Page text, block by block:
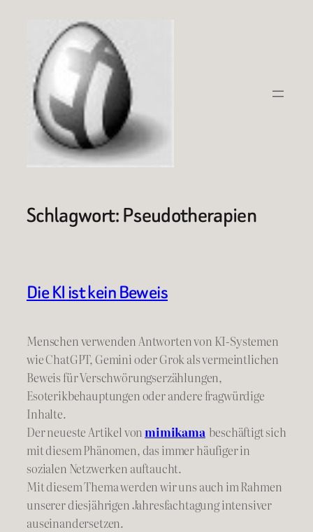
springen
Schlagwort:Pseudotherapien
Die KI ist kein Beweis
Menschen verwenden Antworten von KI-Systemen
wie ChatGPT, Gemini oder Grok als vermeintlichen
Beweis für Verschwörungserzählungen,
Esoterikbehauptungen oder andere fragwürdige
Inhalte.
Der neueste Artikel vonmimikama beschäftigt sich
mit diesem Phänomen, das immer häufiger in
sozialen Netzwerken auftaucht.
Mit diesem Thema werden wir uns auch im Rahmen
unserer diesjährigen Jahresfachtagung intensiver
auseinandersetzen.